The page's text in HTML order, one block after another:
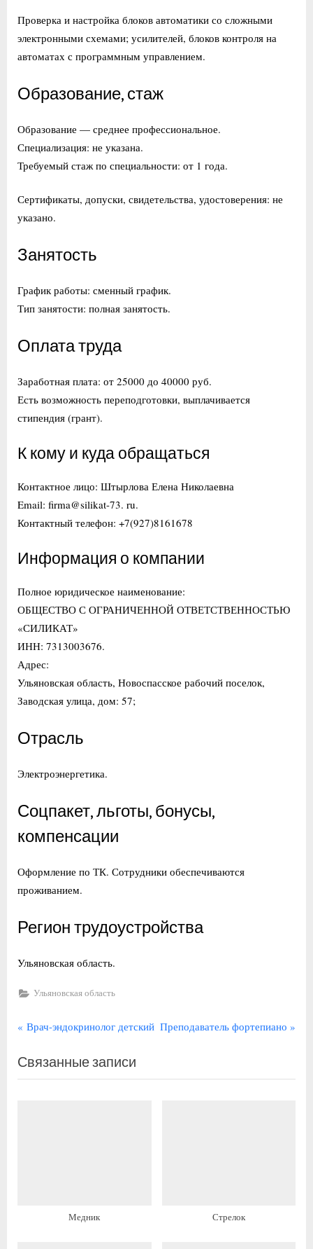
Проверка и настройка блоков автоматики со сложными
электронными схемами; усилителей, блоков контроля на
автоматах с программным управлением.
Образование, стаж
Образование — среднее профессиональное.
Специализация: не указана.
Требуемый стаж по специальности: от 1 года.
Сертификаты, допуски, свидетельства, удостоверения: не
указано.
Занятость
График работы: сменный график.
Тип занятости: полная занятость.
Оплата труда
Заработная плата: от 25000 до 40000 руб.
Есть возможность переподготовки, выплачивается
стипендия (грант).
К кому и куда обращаться
Контактное лицо: Штырлова Елена Николаевна
Email: firma@silikat-73. ru.
Контактный телефон: +7(927)8161678
Информация о компании
Полное юридическое наименование:
ОБЩЕСТВО С ОГРАНИЧЕННОЙ ОТВЕТСТВЕННОСТЬЮ
«СИЛИКАТ»
ИНН: 7313003676.
Адрес:
Ульяновская область, Новоспасское рабочий поселок,
Заводская улица, дом: 57;
Отрасль
Электроэнергетика.
Соцпакет, льготы, бонусы,
компенсации
Оформление по ТК. Сотрудники обеспечиваются
проживанием.
Регион трудоустройства
Ульяновская область.
Ульяновская область
Навигация
П
е
д
Врач-эндокринолог детский С
д
Преподаватель фортепиано
Связанные записи
Медник Стрелок